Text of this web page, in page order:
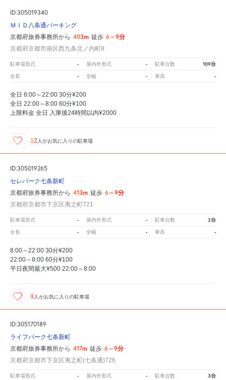
ID:305019340
ＭＩＤ八条通パーキング
京都府旅券事務所から 403m 徒歩 6～9分
京都府京都市南区西九条北ノ内町8
駐車場形式 - 屋内外形式 - 駐車台数 109台
全長 - 全幅 - 車高 -
全日 8:00～22:00 30分¥200
全日 22:00～8:00 60分¥100
上限料金 全日 入庫後24時間以内¥2000
12 人がお気に入りの駐車場
ID:305019265
セレパーク七条新町
京都府旅券事務所から 413m 徒歩 6～9分
京都府京都市下京区夷之町721
駐車場形式 - 屋内外形式 - 駐車台数 2台
全長 - 全幅 - 車高 -
8:00～22:00 30分¥200
22:00～8:00 60分¥100
平日夜間最大¥500 22:00～8:00
8人がお気に入りの駐車場
ID:305170189
ライフパーク七条新町
京都府旅券事務所から 417m 徒歩 6～9分
京都府京都市下京区夷之町(七条通)726
駐車場形式 - 屋内外形式 - 駐車台数 3台